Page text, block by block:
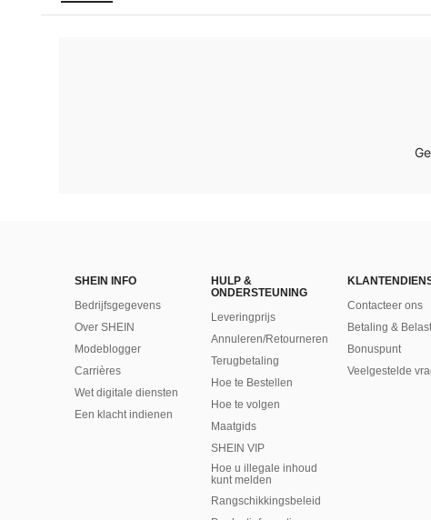
SHEIN INFO
Bedrijfsgegevens
Over SHEIN
Modeblogger
Carrières
Wet digitale diensten
Een klacht indienen
HULP &
ONDERSTEUNING
Leveringprijs
Annuleren/Retourneren
Terugbetaling
Hoe te Bestellen
Hoe te volgen
Maatgids
SHEIN VIP
Hoe u illegale inhoud
kunt melden
Rangschikkingsbeleid
Contacteer ons
Betaling &
Bonuspunt
Veelgestelde